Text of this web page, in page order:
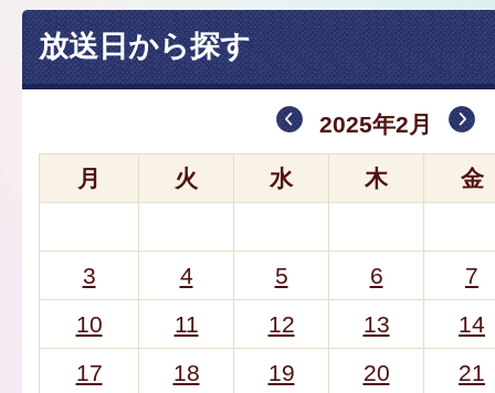
放送日から探す
2025年2月
月 火 水 木 金
3 4 5 6
7
10
11 12 13
14
17
18 19 20
21